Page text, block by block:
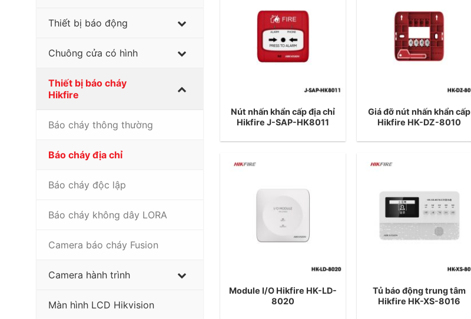
Thiết bị báo động
Chuông cửa có hình
Thiết bị báo cháy
Hikfire
Báo cháy thông thường
Báo cháy địa chỉ
Báo cháy độc lập
Báo cháy không dây LORA
Camera báo cháy Fusion
Camera hành trình
Màn hình LCD Hikvision
Nút nhấn khẩn cấp địa chỉ
Hikfire J-SAP-HK8011
Giá đỡ nút nhấn khẩn cấp
Hikfire HK-DZ-8010
Module I/O Hikfire HK-LD-
8020
Tủ báo động trung tâm
Hikfire HK-XS-8016